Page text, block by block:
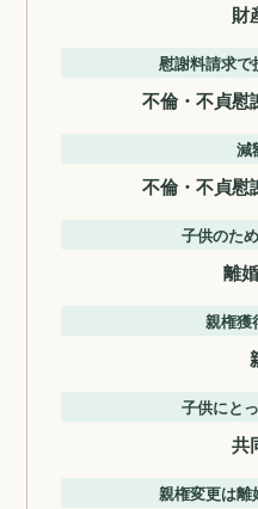
財
慰謝料請求で
不倫・不貞慰
減
不倫・不貞慰
子供のた
離
親権獲
子供にと
共
親権変更は離